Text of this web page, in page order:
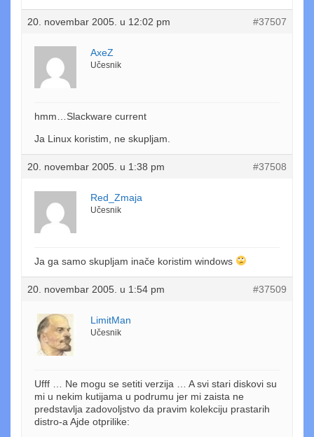
20. novembar 2005. u 12:02 pm #37507
AxeZ
Učesnik
hmm…Slackware current
Ja Linux koristim, ne skupljam.
20. novembar 2005. u 1:38 pm #37508
Red_Zmaja
Učesnik
Ja ga samo skupljam inače koristim windows
20. novembar 2005. u 1:54 pm #37509
LimitMan
Učesnik
Ufff … Ne mogu se setiti verzija … A svi stari diskovi su
mi u nekim kutijama u podrumu jer mi zaista ne
predstavlja zadovoljstvo da pravim kolekciju prastarih
distro-a Ajde otprilike: